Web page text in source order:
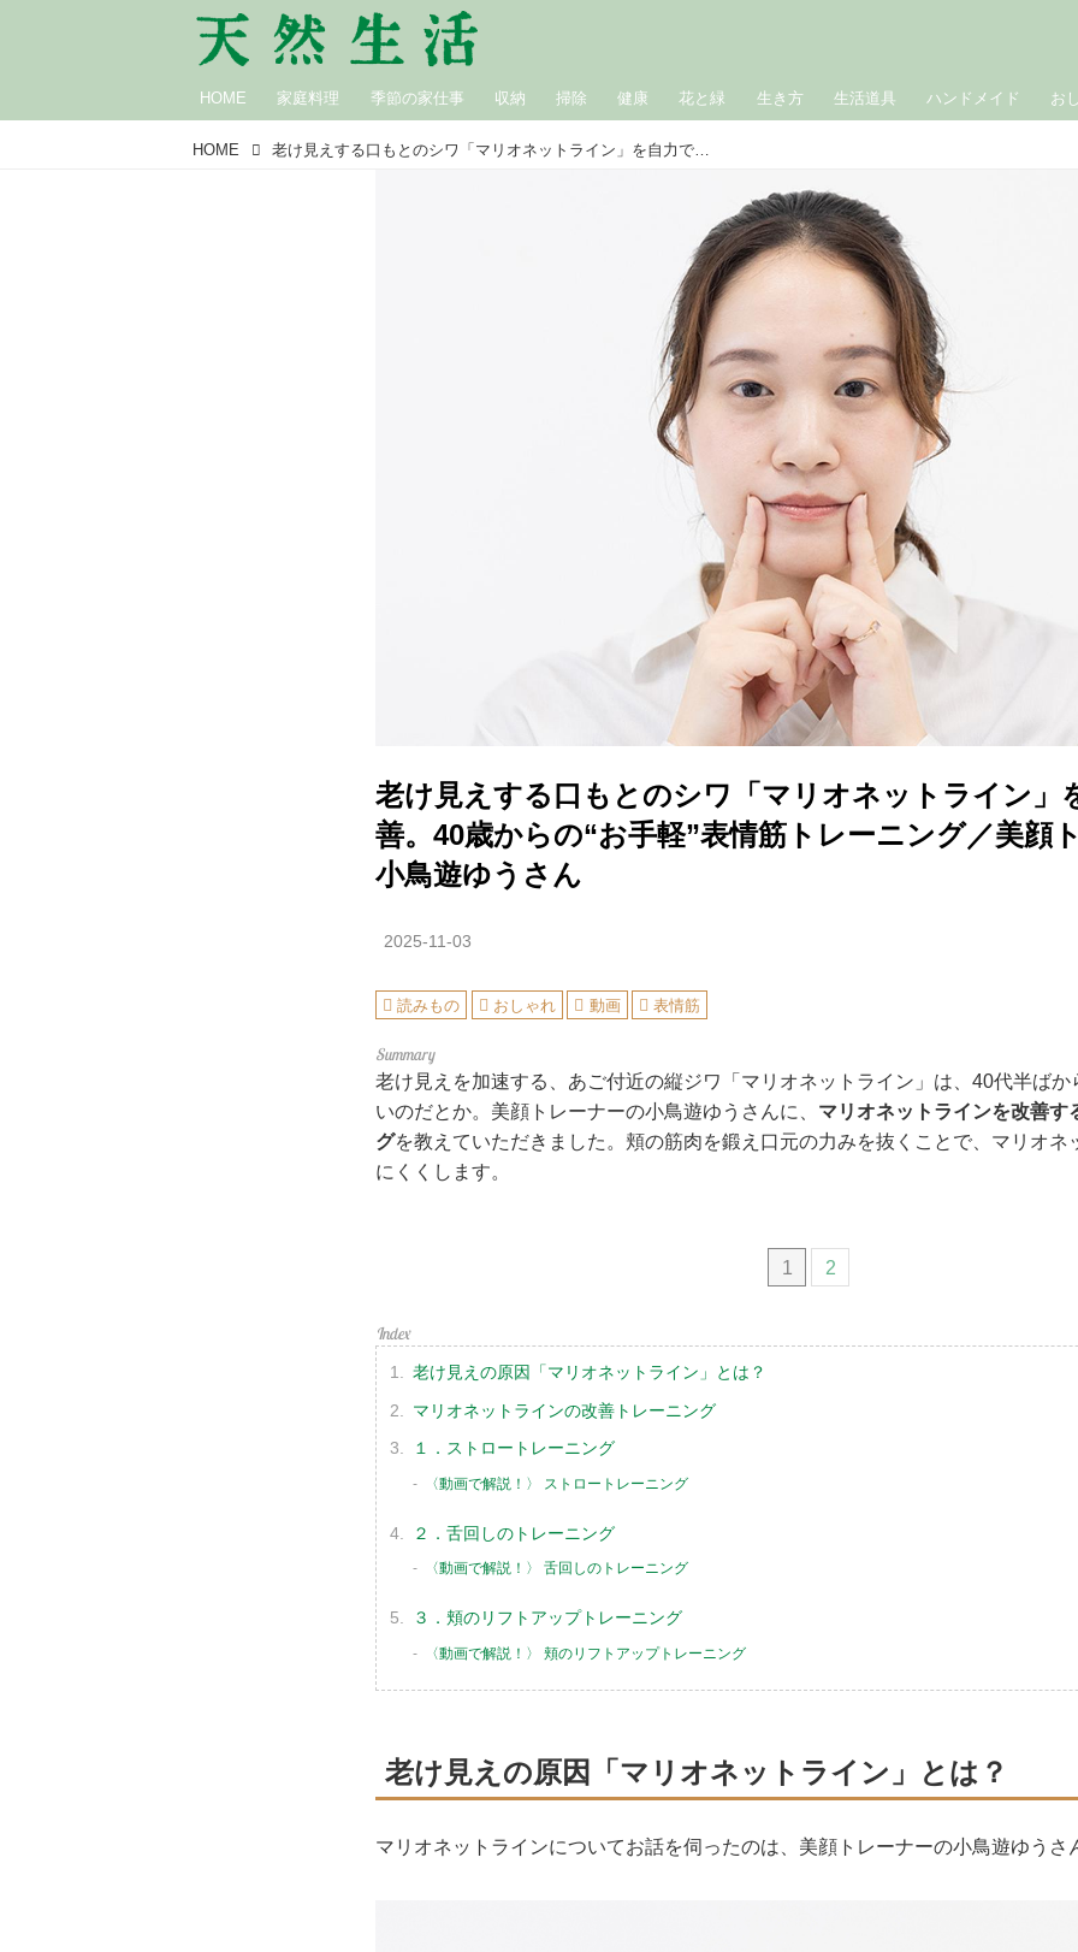
HOME 家庭料理 季節の家仕事 収納 掃除 健康 花と緑 生き方 生活道具 ハンドメイド お
HOME 老け見えする口もとのシワ「マリオネットライン」を自力で改善。40歳からの“お手軽”表情筋トレーニング／美顔トレーナー・小鳥遊ゆうさん
老け見えする口もとのシワ「マリオネットライン」
善。40歳からの“お手軽”表情筋トレーニング／美顔
小鳥遊ゆうさん
2025-11-03
読みもの おしゃれ 動画 表情筋
老け見えを加速する、あご付近の縦ジワ「マリオネットライン」は、40代半ばか
いのだとか。美顔トレーナーの小鳥遊ゆうさんに、 マリオネットラインを改善す
グを教えていただきました。頬の筋肉を鍛え口元の力みを抜くことで、マリオネ
にくくします。
1 2
老け見えの原因「マリオネットライン」とは？
マリオネットラインの改善トレーニング
１．ストロートレーニング
〈動画で解説！〉 ストロートレーニング
２．舌回しのトレーニング
〈動画で解説！〉 舌回しのトレーニング
３．頬のリフトアップトレーニング
〈動画で解説！〉 頬のリフトアップトレーニング
老け見えの原因「マリオネットライン」とは？
マリオネットラインについてお話を伺ったのは、美顔トレーナーの小鳥遊ゆうさ